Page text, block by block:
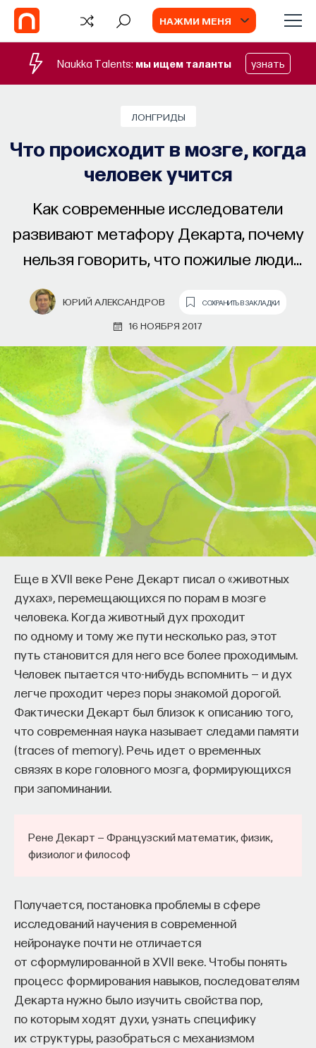
НАЖМИ МЕНЯ
Naukka Talents: мы ищем таланты узнать
ЛОНГРИДЫ
Что происходит в мозге, когда
человек учится
Как современные исследователи
развивают метафору Декарта, почему
нельзя говорить, что пожилые люди
плохо обучаются и каким образом
влияют на приобретение новых навыков
нервные клетки, культура и коллектив
ЮРИЙ АЛЕКСАНДРОВ СОХРАНИТЬ В ЗАКЛАДКИ
16 НОЯБРЯ 2017
Еще в XVII веке Рене Декарт писал о «животных
духах», перемещающихся по порам в мозге
человека. Когда животный дух проходит
по одному и тому же пути несколько раз, этот
путь становится для него все более проходимым.
Человек пытается что-нибудь вспомнить — и дух
легче проходит через поры знакомой дорогой.
Фактически Декарт был близок к описанию того,
что современная наука называет следами памяти
(traces of memory). Речь идет о временных
связях в коре головного мозга, формирующихся
при запоминании.
Рене Декарт — Французский математик, физик,
физиолог и философ
Получается, постановка проблемы в сфере
исследований научения в современной
нейронауке почти не отличается
от сформулированной в XVII веке. Чтобы понять
процесс формирования навыков, последователям
Декарта нужно было изучить свойства пор,
по которым ходят духи, узнать специфику
их структуры, разобраться с механизмом